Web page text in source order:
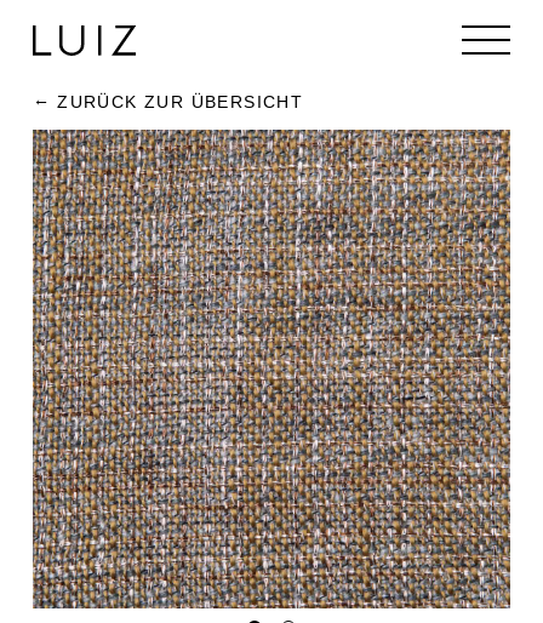
ZURÜCK ZUR ÜBERSICHT